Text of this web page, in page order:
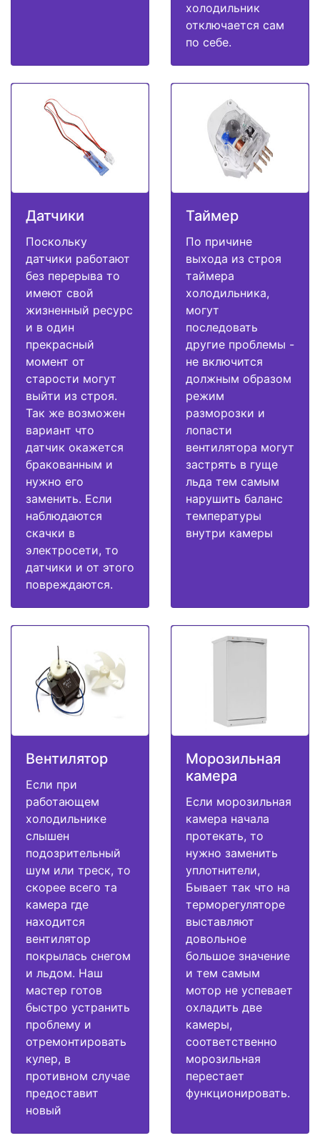
холодильник
отключается сам
по себе.
Датчики
Поскольку
датчики работают
без перерыва то
имеют свой
жизненный ресурс
и в один
прекрасный
момент от
старости могут
выйти из строя.
Так же возможен
вариант что
датчик окажется
бракованным и
нужно его
заменить. Если
наблюдаются
скачки в
электросети, то
датчики и от этого
повреждаются.
Таймер
По причине
выхода из строя
таймера
холодильника,
могут
последовать
другие проблемы -
не включится
должным образом
режим
разморозки и
лопасти
вентилятора могут
застрять в гуще
льда тем самым
нарушить баланс
температуры
внутри камеры
Вентилятор
Если при
работающем
холодильнике
слышен
подозрительный
шум или треск, то
скорее всего та
камера где
находится
вентилятор
покрылась снегом
и льдом. Наш
мастер готов
быстро устранить
проблему и
отремонтировать
кулер, в
противном случае
предоставит
новый
Морозильная
камера
Если морозильная
камера начала
протекать, то
нужно заменить
уплотнители,
Бывает так что на
терморегуляторе
выставляют
довольное
большое значение
и тем самым
мотор не успевает
охладить две
камеры,
соответственно
морозильная
перестает
функционировать.